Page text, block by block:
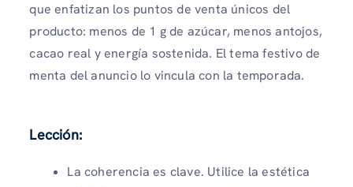
que enfatizan los puntos de venta únicos del
producto: menos de 1 g de azúcar, menos antojos,
cacao real y energía sostenida. El tema festivo de
menta del anuncio lo vincula con la temporada.
Lección:
La coherencia es clave. Utilice la estética